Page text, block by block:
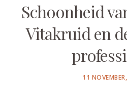
Schoonheid
Vitakruid en
POSTED
11